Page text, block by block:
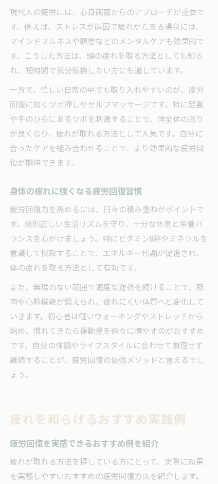
現代人の疲労には、心身両面からのアプローチが重要で
す。例えば、ストレスが原因で疲れがたまる場合には、
マインドフルネスや瞑想などのメンタルケアも効果的で
す。こうした方法は、頭の疲れを取る方法としても知ら
れ、短時間で気分転換したい方にも適しています。
一方で、忙しい日常の中でも取り入れやすいのが、疲労
回復に効くツボ押しやセルフマッサージです。特に足裏
や手のひらにあるツボを刺激することで、体全体の巡り
が良くなり、疲れが取れる方法として人気です。自分に
合ったケアを組み合わせることで、より効果的な疲労回
復が期待できます。
身体の疲れに強くなる疲労回復習慣
疲労回復力を高めるには、日々の積み重ねがポイントで
す。規則正しい生活リズムを守り、十分な休息と栄養バ
ランスを心がけましょう。特にビタミンB群やミネラルを
意識して摂取することで、エネルギー代謝が促進され、
体の疲れを取る方法として有効です。
また、無理のない範囲で適度な運動を続けることで、筋
肉や心肺機能が鍛えられ、疲れにくい体質へと変化して
いきます。初心者は軽いウォーキングやストレッチから
始め、慣れてきたら運動量を徐々に増やすのがおすすめ
です。自分の体調やライフスタイルに合わせて無理せず
継続することが、疲労回復の最強メソッドと言えるでし
ょう。
疲れを和らげるおすすめ実践例
疲労回復を実感できるおすすめ例を紹介
疲れが取れる方法を探している方にとって、実際に効果
を実感しやすいおすすめの疲労回復方法を紹介します。